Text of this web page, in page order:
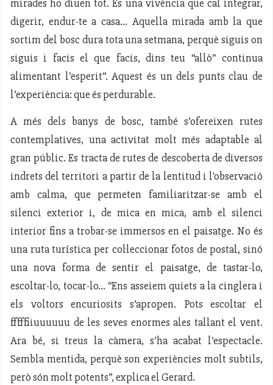
mirades ho diuen tot. És una vivència que cal integrar,
digerir, endur-te a casa... Aquella mirada amb la que
sortim del bosc dura tota una setmana, perquè siguis on
siguis i facis el que facis, dins teu “allò” continua
alimentant l’esperit”. Aquest és un dels punts clau de
l’experiència: que és perdurable.
A més dels banys de bosc, també s’ofereixen rutes
contemplatives, una activitat molt més adaptable al
gran públic. Es tracta de rutes de descoberta de diversos
indrets del territori a partir de la lentitud i l'observació
amb calma, que permeten familiaritzar-se amb el
silenci exterior i, de mica en mica, amb el silenci
interior fins a trobar-se immersos en el paisatge. No és
una ruta turística per col·leccionar fotos de postal, sinó
una nova forma de sentir el paisatge, de tastar-lo,
escoltar-lo, tocar-lo… “Ens asseiem quiets a la cinglera i
els voltors encuriosits s’apropen. Pots escoltar el
fffffiiuuuuuu de les seves enormes ales tallant el vent.
Ara bé, si treus la càmera, s’ha acabat l’espectacle.
Sembla mentida, perquè son experiències molt subtils,
però són molt potents”, explica el Gerard.